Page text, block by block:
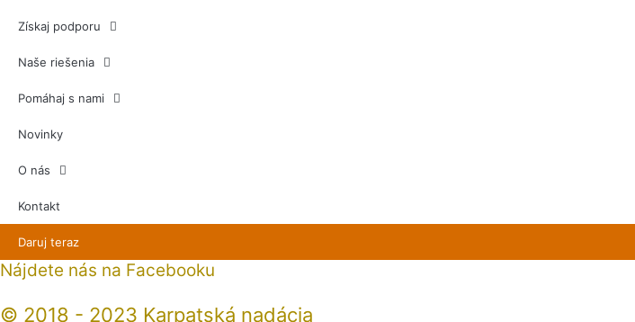
Získaj podporu
Naše riešenia
Pomáhaj s nami
Novinky
O nás
Kontakt
Daruj teraz
Nájdete nás na Facebooku
© 2018 - 2023 Karpatská nadácia